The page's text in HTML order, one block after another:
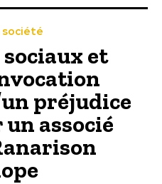
société
et
préjudice
associé